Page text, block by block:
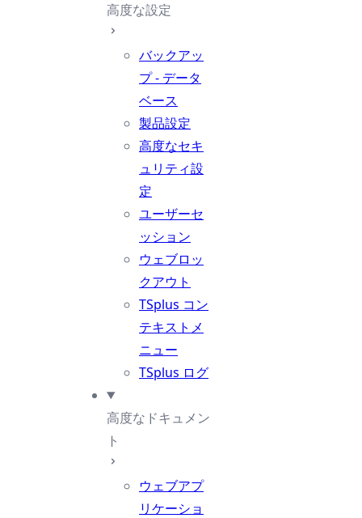
高度な設定
バックアッ
プ - データ
ベース
製品設定
高度なセキ
ュリティ設
定
ユーザーセ
ッション
ウェブロッ
クアウト
TSplus コン
テキストメ
ニュー
TSplus ログ
高度なドキュメン
ト
ウェブアプ
リケーショ